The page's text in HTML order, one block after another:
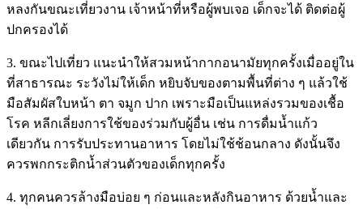
หลงกันขณะเที่ยวงาน เจ้าหน้าที่หรือผู้พบเจอ เด็กจะได้ ติดต่อผู้
ปกครองได้
3. ขณะไปเที่ยว แนะนำให้สวมหน้ากากอนามัยทุกครั้งเมื่ออยู่ใน
ที่สาธารณะ ระวังไม่ให้เด็ก หยิบจับของตามพื้นที่ต่าง ๆ แล้วใช้
มือสัมผัสใบหน้า ตา จมูก ปาก เพราะมือเป็นแหล่งรวมของเชื้อ
โรค หลีกเลี่ยงการใช้ของร่วมกับผู้อื่น เช่น การดื่มนํ้าแก้ว
เดียวกัน การรับประทานอาหาร โดยไม่ใช้ช้อนกลาง ดังนั้นจึง
ควรพกกระติกน้ำส่วนตัวของเด็กทุกครั้ง
4. ทุกคนควรล้างมือบ่อย ๆ ก่อนและหลังกินอาหาร ด้วยนํ้าและ